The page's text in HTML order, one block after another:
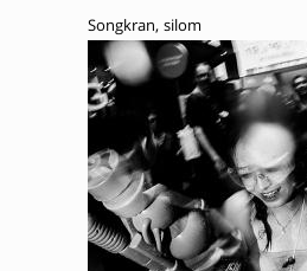
Songkran, silom